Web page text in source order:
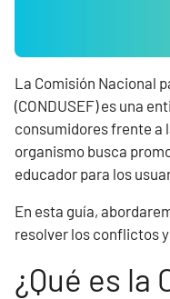
La Comisión Nacional
(CONDUSEF) es una
consumidores frente a
organismo busca
educador para los
En esta guía,
resolver los conflictos
¿Qué es la